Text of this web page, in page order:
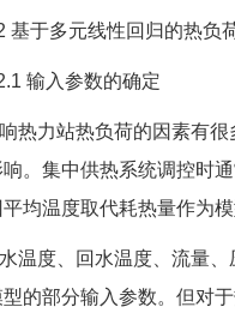
于多元线性回归的热负
输入参数的确定
力站热负荷的因素有很
。集中供热系统调控时
平均温度取代耗热量作为模
度、回水温度、流量、
型的部分输入参数。但对